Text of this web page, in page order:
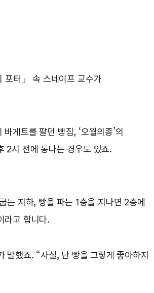
포터」 속 스네이프 교수가
게트를 팔던 빵집, ‘오월의종’의
2시 전에 동나는 경우도 있죠.
는 지하, 빵을 파는 1층을 지나면 2층에
라고 합니다.
말했죠. “사실, 난 빵을 그렇게 좋아하지